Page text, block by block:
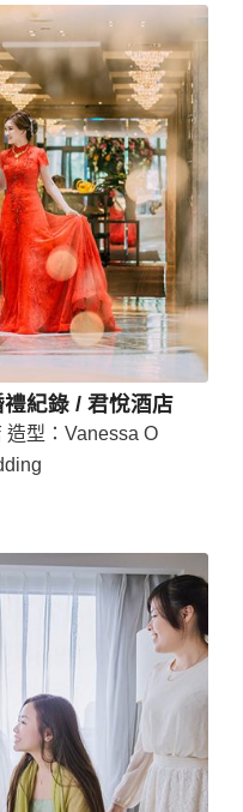
紀錄 / 君悅酒店
型：Vanessa O